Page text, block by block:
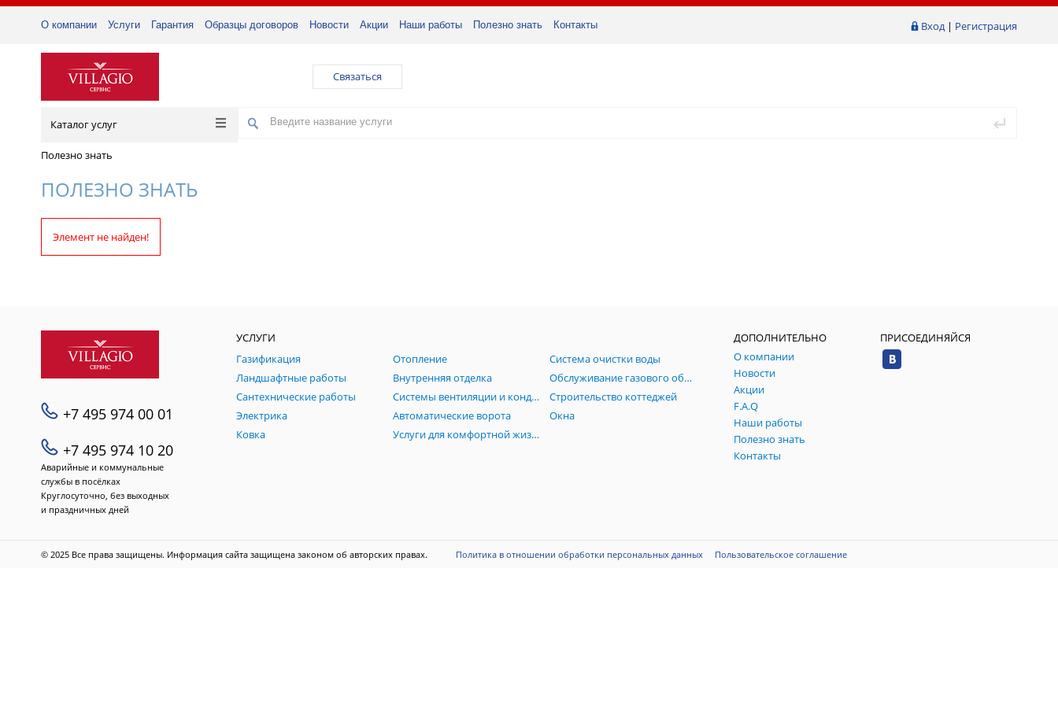
Вход| Регистрация
О компании Услуги Гарантия Образцы договоров Новости Акции Наши работы Полезно знать Контакты
Связаться
Каталог услуг
Полезно знать
ПОЛЕЗНО ЗНАТЬ
Элемент не найден!
+7 495 974 00 01
+7 495 974 10 20
Аварийные и коммунальные
службы в посёлках
Круглосуточно, без выходных
и праздничных дней
УСЛУГИ
Газификация
Отопление
Система очистки воды
Ландшафтные работы
Внутренняя отделка
Обслуживание газового оборудования
Сантехнические работы
Системы вентиляции и кондиционирования
Строительство коттеджей
Электрика
Автоматические ворота
Окна
Ковка
Услуги для комфортной жизни
ДОПОЛНИТЕЛЬНО
О компании
Новости
Акции
F.A.Q
Наши работы
Полезно знать
Контакты
ПРИСОЕДИНЯЙСЯ
© 2025 Все права защищены. Информация сайта защищена законом об авторских правах. Политика в отношении обработки персональных данных Пользовательское соглашение